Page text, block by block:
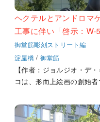
ヘクテルとアンドロマ
工事に伴い「啓示：W-
御堂筋彫刻ストリート編
淀屋橋 / 御堂筋
【作者：ジョルジオ・デ
コは、形而上絵画の創始